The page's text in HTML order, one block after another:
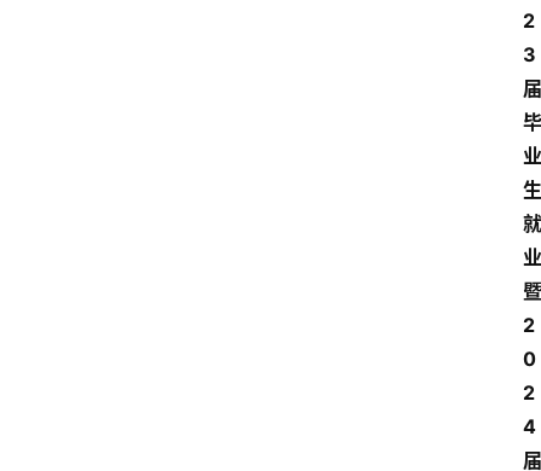
2
3
届
毕
业
生
就
业
暨
2
0
2
4
届